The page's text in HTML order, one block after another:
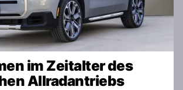
im Zeitalter des
Allradantriebs